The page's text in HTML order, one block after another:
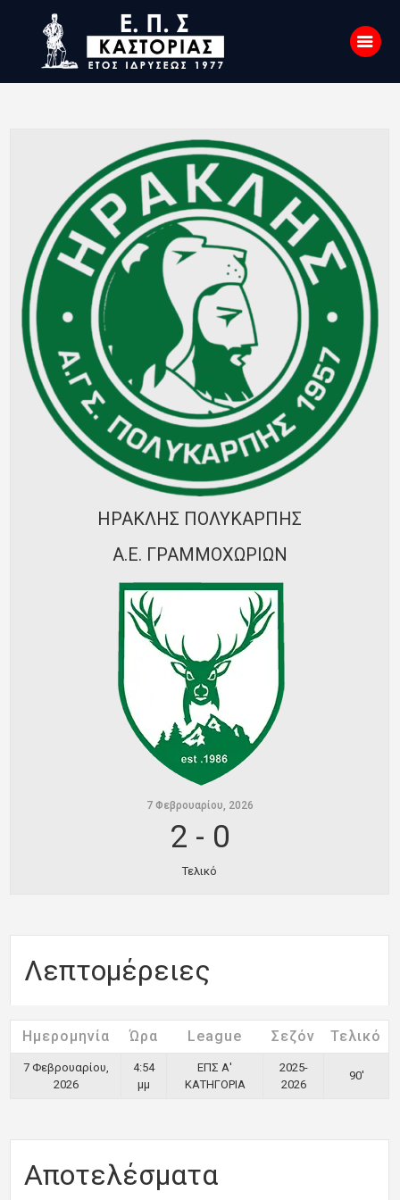
Σχετικά με εμάς
Επικοινωνία
Νέα
Η Ένωση
Πρωταθλήματα
Κύπελλο
Υποδομών
Ορισμοί Διαιτητών
Ποινές
Περισσότερα
ΗΡΑΚΛΗΣ ΠΟΛΥΚΑΡΠΗΣ
Α.Ε. ΓΡΑΜΜΟΧΩΡΙΩΝ
7 Φεβρουαρίου, 2026
2 - 0
Τελικό
Λεπτομέρειες
Ημερομηνία Ώρα League Σεζόν Τελικό
7 Φεβρουαρίου,
2026
4:54
μμ
ΕΠΣ Α'
ΚΑΤΗΓΟΡΙΑ
2025-
2026
90'
Αποτελέσματα